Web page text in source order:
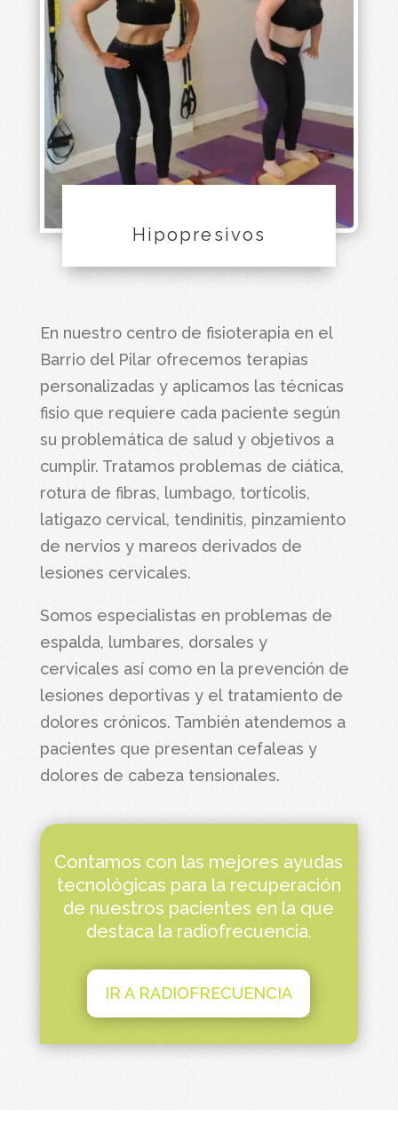
Hipopresivos
En nuestro centro de fisioterapia en el
Barrio del Pilar ofrecemos terapias
personalizadas y aplicamos las técnicas
fisioque requiere cada paciente según
su problemática de salud y objetivos a
cumplir. Tratamos problemas de ciática,
rotura de fibras, lumbago, tortícolis,
latigazo cervical, tendinitis, pinzamiento
de nervios y mareos derivados de
lesiones cervicales.
Somos especialistas en problemas de
espalda, lumbares, dorsales y
cervicales así como en la prevención de
lesiones deportivas y el tratamiento de
dolores crónicos. También atendemos a
pacientes que presentan cefaleas y
dolores de cabeza tensionales.
Contamos con las mejores ayudas
tecnológicas para la recuperación
de nuestros pacientes en la que
destaca la radiofrecuencia.
IR A RADIOFRECUENCIA